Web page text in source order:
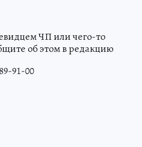
ЧП или чего-то
об этом в редакцию
91-00